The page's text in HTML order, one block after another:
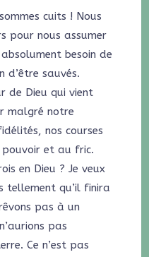
cuits ! Nous
pour nous assumer
besoin de
d’être sauvés.
de Dieu qui vient
malgré notre
nos courses
et au fric.
en Dieu ? Je veux
tellement qu’il finira
pas à un
pas
Ce n’est pas